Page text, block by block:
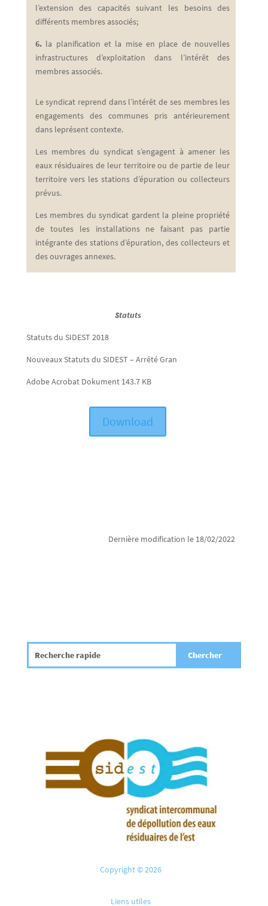
l’extension des capacités suivant les besoins des
différents membres associés;
6.la planification et la mise en place de nouvelles
infrastructures d’exploitation dans l’intérêt des
membres associés.
Le syndicat reprend dans l’intérêt de ses membres les
engagements des communes pris antérieurement
dans leprésent contexte.
Les membres du syndicat s’engagent à amener les
eaux résiduaires de leur territoire ou de partie de leur
territoire vers les stations d’épuration ou collecteurs
prévus.
Les membres du syndicat gardent la pleine propriété
de toutes les installations ne faisant pas partie
intégrante des stations d’épuration, des collecteurs et
des ouvrages annexes.
Statuts
Statuts du SIDEST 2018
Nouveaux Statuts du SIDEST – Arrêté Gran
Adobe Acrobat Dokument 143.7 KB
Download
Dernière modification le 18/02/2022
Copyright © 2026
Liens utiles